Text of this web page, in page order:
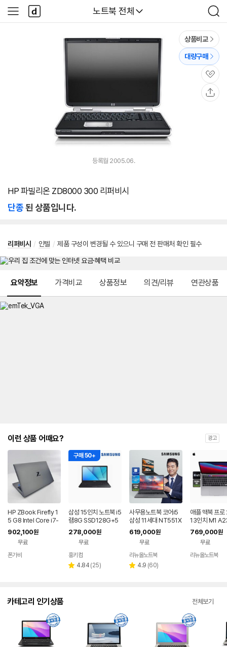
다나와
노트북 전체
검
색
사
이
다
나
와
상품비교
대량구매
관
심
등록월 2005.06.
HP 파빌리온 ZD8000 300 리퍼비시
단종된 상품입니다.
리퍼비시 / 인텔 / 제품 구성이 변경될 수 있으니 구매 전 판매처 확인 필수
요약정보 가격비교 상품정보 의견/리뷰 연관상품
이런 상품 어때요? 광고
HP ZBook Firefly 1
5 G8 Intel Core i7-
1165G7 1024GB R
AM 32GB 15인치 S
등급 중고노트북 000
031
902,100원
무료
폰가비
구매 50+
삼성 15인치 노트북 i5
램8G SSD128G+5
00G 사무용 인강용
업무용 리퍼 노트북
278,000원
무료
홍키컴
별 4.84 리
(25)
사무용노트북 코어i5
삼성 11세대 NT551X
DA 인강용 윈도우11
619,000원
무료
리뉴올노트북
별 4.9 리
(60)
애플 맥북 프
13인치 M1
GB 256GB
페이스그레이
769,000원
무료
리뉴올노트북
카테고리 인기상품 전체보기